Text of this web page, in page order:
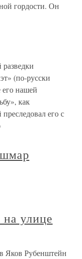
гордости. Он
(по-русски
его нашей
как
его с
улице
Яков Рубенштейн